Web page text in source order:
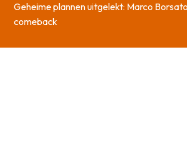
Geheime plannen uitgelekt: Marco
comeback